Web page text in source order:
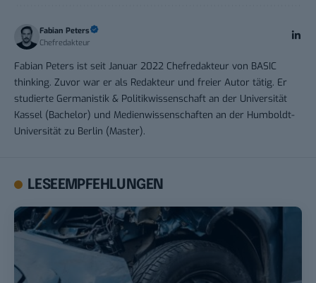
Fabian Peters
Chefredakteur
Fabian Peters ist seit Januar 2022 Chefredakteur von BASIC
thinking. Zuvor war er als Redakteur und freier Autor tätig. Er
studierte Germanistik & Politikwissenschaft an der Universität
Kassel (Bachelor) und Medienwissenschaften an der Humboldt-
Universität zu Berlin (Master).
LESEEMPFEHLUNGEN